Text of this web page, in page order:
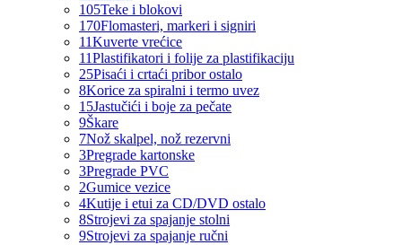
105Teke i blokovi
170Flomasteri, markeri i signiri
11Kuverte vrećice
11Plastifikatori i folije za plastifikaciju
25Pisaći i crtaći pribor ostalo
8Korice za spiralni i termo uvez
15Jastučići i boje za pečate
9Škare
7Nož skalpel, nož rezervni
3Pregrade kartonske
3Pregrade PVC
2Gumice vezice
4Kutije i etui za CD/DVD ostalo
8Strojevi za spajanje stolni
9Strojevi za spajanje ručni